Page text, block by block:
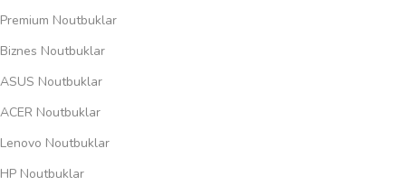
Premium Noutbuklar
Biznes Noutbuklar
ASUS Noutbuklar
ACER Noutbuklar
Lenovo Noutbuklar
HP Noutbuklar